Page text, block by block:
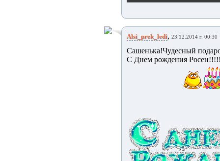
Alsi_prek_ledi, 23.12.2014 г. 00:30
Сашенька!Чудесный
С Днем рождения